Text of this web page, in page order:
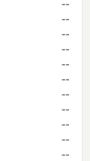
--
--
--
--
--
--
--
--
--
--
--